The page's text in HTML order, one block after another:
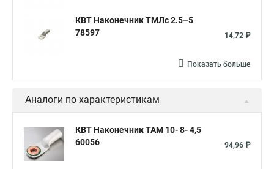
КВТ Наконечник ТМЛс 2.5–5
78597
14,72 ₽
Показать больше
Аналоги по характеристикам
КВТ Наконечник ТАМ 10- 8- 4,5
60056
94,96 ₽